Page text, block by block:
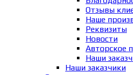
Отзывы
Наше
Реквизиты
Новости
Авторское
Наши
Наши заказчики